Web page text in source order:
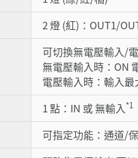
2 燈 (紅)：OUT1/
可切換無電壓輸入/
無電壓輸入時：ON
電壓輸入時：輸入最
1 點：IN 或 無輸入 *1
可指定功能：通道/